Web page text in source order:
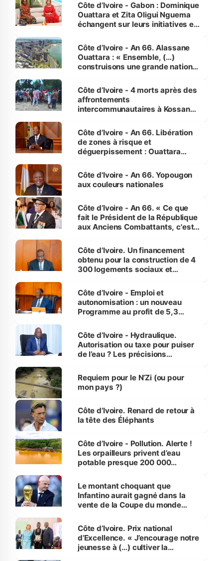
Côte d’Ivoire - Gabon : Dominique
Ouattara et Zita Oligui Nguema
échangent sur leurs initiatives en
enfants
Côte d’Ivoire - An 66. Alassane
Ouattara : « Ensemble, (…)
construisons une grande nation
générations futures »
Côte d’Ivoire - 4 morts après des
affrontements
intercommunautaires à Kossandji
milieu des sinistrés
Côte d’Ivoire - An 66. Libération
de zones à risque et
déguerpissement : Ouattara
l'Etat de droit pour préserver les
vies humaines »
Côte d'Ivoire - An 66. Yopougon
aux couleurs nationales
Côte d’Ivoire - An 66. « Ce que
fait le Président de la République
aux Anciens Combattants, c'est
Côte d’Ivoire. Un financement
obtenu pour la construction de 4
300 logements sociaux et
et Yamoussoukro
Côte d’Ivoire - Emploi et
autonomisation : un nouveau
Programme au profit de 5,3
Côte d’Ivoire - Hydraulique.
Autorisation ou taxe pour puiser
de l’eau ? Les précisions
Requiem pour le N’Zi (ou pour
mon pays ?)
Côte d’Ivoire. Renard de retour à
la tête des Éléphants
Côte d’Ivoire - Pollution. Alerte !
Les orpailleurs privent d’eau
potable presque 200 000
Le montant choquant que
Infantino aurait gagné dans la
vente de la Coupe du monde
Côte d’Ivoire. Prix national
d’Excellence. « J’encourage notre
jeunesse à (…) cultiver la